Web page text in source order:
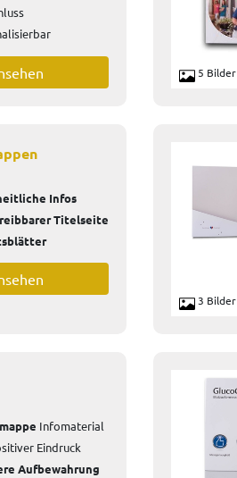
5 Bilder
Infos
Titelseite
3 Bilder
Infomaterial
Eindruck
Aufbewahrung